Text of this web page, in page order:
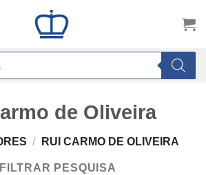
de Oliveira
/ RUI CARMO DE OLIVEIRA
FILTRAR PESQUISA